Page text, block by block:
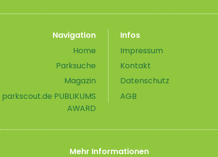
Navigation
Home
Parksuche
Magazin
parkscout.de PUBLIKUMS
AWARD
Infos
Impressum
Kontakt
Datenschutz
AGB
Mehr Informationen